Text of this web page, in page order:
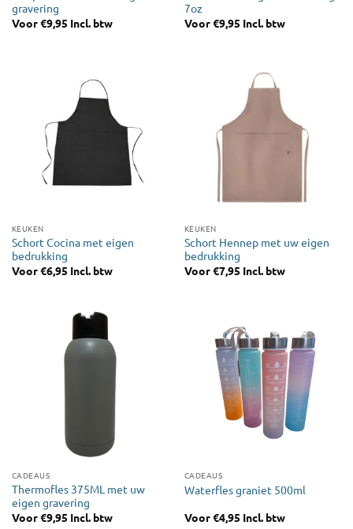
gravering
Voor€9,95 Incl. btw
7oz
Voor€9,95 Incl. btw
KEUKEN
Schort Cocina met eigen
bedrukking
Voor€6,95 Incl. btw
KEUKEN
Schort Hennep met uw eigen
bedrukking
Voor€7,95 Incl. btw
CADEAUS
Thermofles 375ML met uw
eigen gravering
Voor€9,95 Incl. btw
CADEAUS
Waterfles graniet 500ml
Voor€4,95 Incl. btw